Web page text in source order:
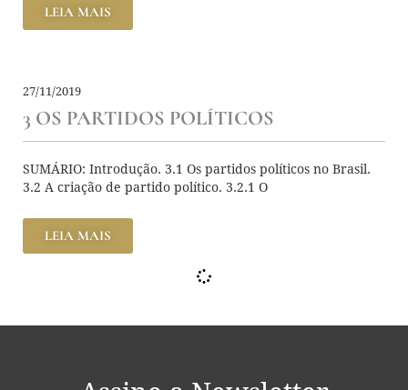
LEIA MAIS
27/11/2019
3 OS PARTIDOS POLÍTICOS
SUMÁRIO: Introdução. 3.1 Os partidos políticos no Brasil.
3.2 A criação de partido político. 3.2.1 O
LEIA MAIS